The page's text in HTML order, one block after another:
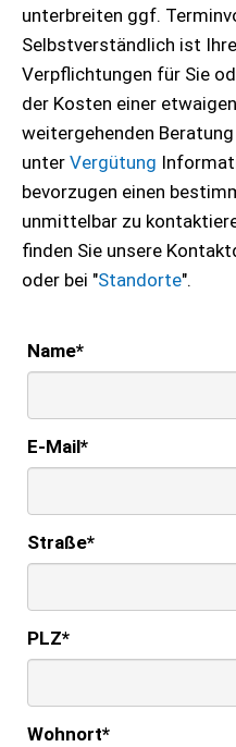
unterbreiten ggf.
Selbstverständlich ist
Verpflichtungen für Sie
der Kosten einer
weitergehenden
unter Vergütung
bevorzugen einen
unmittelbar zu
finden Sie unsere
oder bei "Standorte".
Name*
E-Mail*
Straße*
PLZ*
Wohnort*